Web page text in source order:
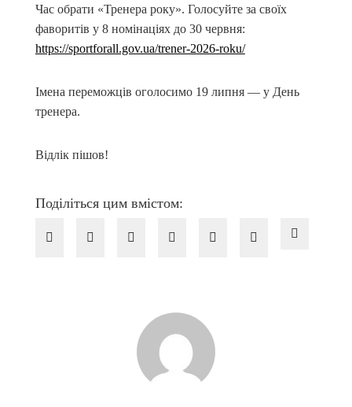
Час обрати «Тренера року». Голосуйте за своїх
фаворитів у 8 номінаціях до 30 червня:
https://sportforall.gov.ua/trener-2026-roku/
Імена переможців оголосимо 19 липня — у День
тренера.
Відлік пішов!
Поділіться цим вмістом: